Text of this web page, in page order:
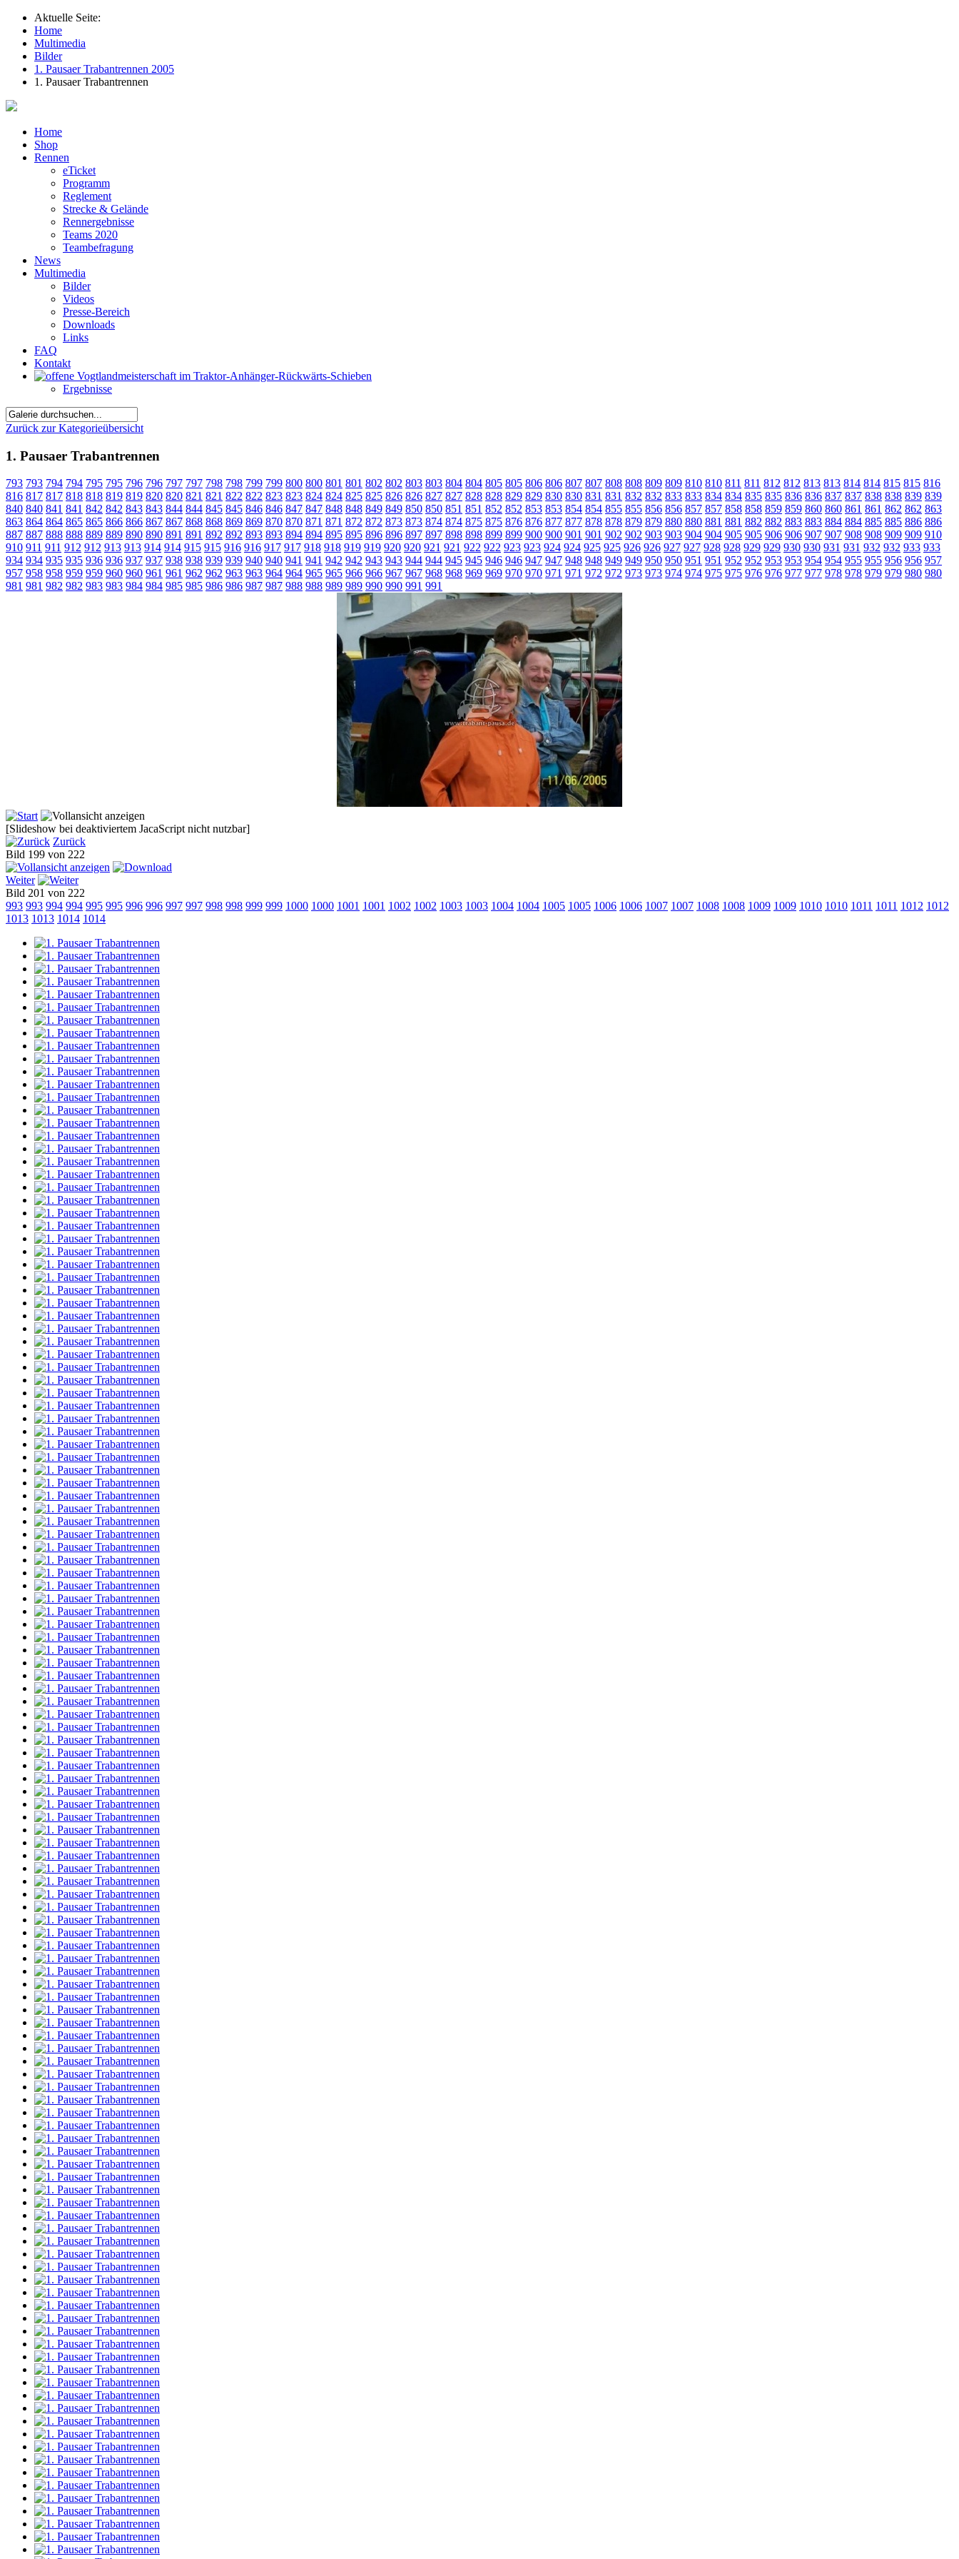
Aktuelle Seite:
Home
Multimedia
Bilder
1. Pausaer Trabantrennen 2005
1. Pausaer Trabantrennen
Home
Shop
Rennen
eTicket
Programm
Reglement
Strecke & Gelände
Rennergebnisse
Teams 2020
Teambefragung
News
Multimedia
Bilder
Videos
Presse-Bereich
Downloads
Links
FAQ
Kontakt
Ergebnisse
Zurück zur Kategorieübersicht
1. Pausaer Trabantrennen
793 793 794 794 795 795 796 796 797 797 798 798 799 799 800 800 801 801 802 802 803 803 804 804 805 805 806 806 807 807 808 808 809 809 810 810 811 811 812 812 813 813 814 814 815 815 816
816 817 817 818 818 819 819 820 820 821 821 822 822 823 823 824 824 825 825 826 826 827 827 828 828 829 829 830 830 831 831 832 832 833 833 834 834 835 835 836 836 837 837 838 838 839 839
840 840 841 841 842 842 843 843 844 844 845 845 846 846 847 847 848 848 849 849 850 850 851 851 852 852 853 853 854 854 855 855 856 856 857 857 858 858 859 859 860 860 861 861 862 862 863
863 864 864 865 865 866 866 867 867 868 868 869 869 870 870 871 871 872 872 873 873 874 874 875 875 876 876 877 877 878 878 879 879 880 880 881 881 882 882 883 883 884 884 885 885 886 886
887 887 888 888 889 889 890 890 891 891 892 892 893 893 894 894 895 895 896 896 897 897 898 898 899 899 900 900 901 901 902 902 903 903 904 904 905 905 906 906 907 907 908 908 909 909 910
910 911 911 912 912 913 913 914 914 915 915 916 916 917 917 918 918 919 919 920 920 921 921 922 922 923 923 924 924 925 925 926 926 927 927 928 928 929 929 930 930 931 931 932 932 933 933
934 934 935 935 936 936 937 937 938 938 939 939 940 940 941 941 942 942 943 943 944 944 945 945 946 946 947 947 948 948 949 949 950 950 951 951 952 952 953 953 954 954 955 955 956 956 957
957 958 958 959 959 960 960 961 961 962 962 963 963 964 964 965 965 966 966 967 967 968 968 969 969 970 970 971 971 972 972 973 973 974 974 975 975 976 976 977 977 978 978 979 979 980 980
981 981 982 982 983 983 984 984 985 985 986 986 987 987 988 988 989 989 990 990 991 991
[Slideshow bei deaktiviertem JacaScript nicht nutzbar]
Zurück
Bild 199 von 222
Weiter
Bild 201 von 222
993 993 994 994 995 995 996 996 997 997 998 998 999 999 1000 1000 1001 1001 1002 1002 1003 1003 1004 1004 1005 1005 1006 1006 1007 1007 1008 1008 1009 1009 1010 1010 1011 1011 1012 1012
1013 1013 1014 1014